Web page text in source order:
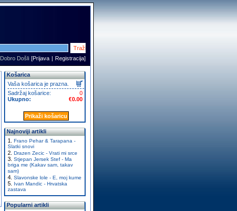
Dobro Došli [Prijava | Registracija]
Košarica
Vaša košarica je prazna.
0
Sadržaj košarice:
€0.00
Ukupno:
Prikaži košaricu
Najnoviji artikli
Frano Pehar & Tarapana -
Slatki snovi
Drazen Zecic - Vrati mi srce
Stjepan Jersek Stef - Ma
briga me (Kakav sam, takav
sam)
Slavonske lole - E, moj kume
Ivan Mandic - Hrvatska
zastava
Popularni artikli